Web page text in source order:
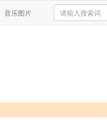
音乐图片